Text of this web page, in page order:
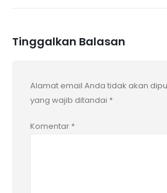
Tinggalkan Balasan
Alamat email Anda tidak akan
yang wajib ditandai *
Komentar *